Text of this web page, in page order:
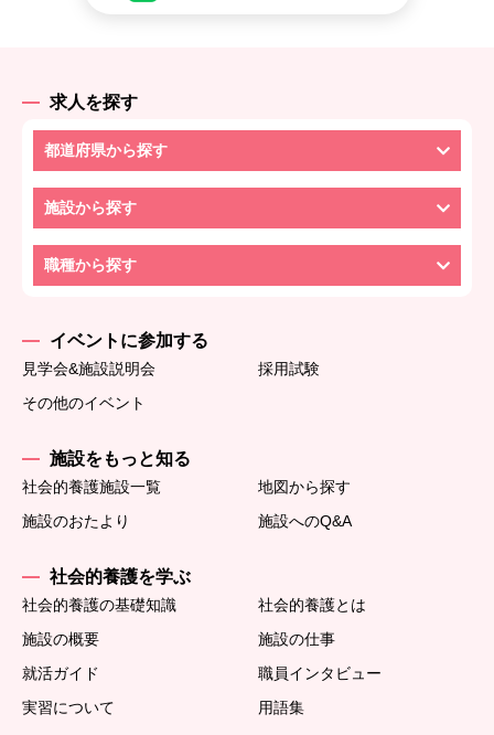
求人を探す
都道府県から探す
施設から探す
職種から探す
イベントに参加する
見学会&施設説明会
採用試験
その他のイベント
施設をもっと知る
社会的養護施設一覧
地図から探す
施設のおたより
施設へのQ&A
社会的養護を学ぶ
社会的養護の基礎知識
社会的養護とは
施設の概要
施設の仕事
就活ガイド
職員インタビュー
実習について
用語集